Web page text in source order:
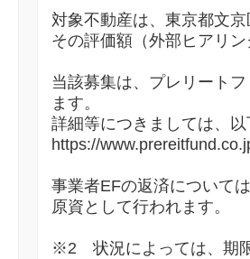
対象不動産は、東京都文
その評価額（外部ヒアリ
当該募集は、プレリート
ます。
詳細等につきましては、
https://
事業者EFの返済について
原資として行われます。
※2 状況によっては、期